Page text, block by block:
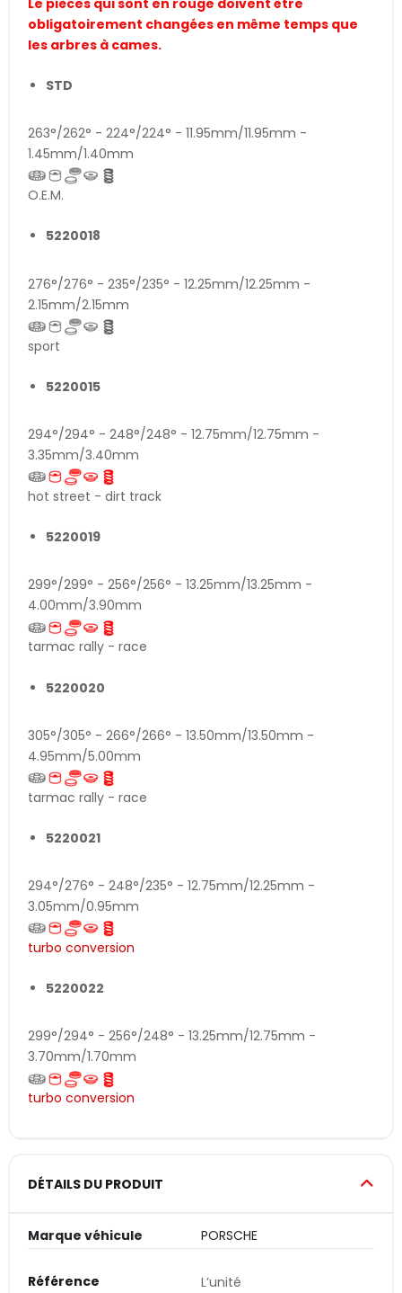
obligatoirement changées en même temps que
les arbres à cames.
STD
263°/262° - 224°/224° - 11.95mm/11.95mm -
1.45mm/1.40mm
O.E.M.
5220018
276°/276° - 235°/235° - 12.25mm/12.25mm -
2.15mm/2.15mm
sport
5220015
294°/294° - 248°/248° - 12.75mm/12.75mm -
3.35mm/3.40mm
hot street - dirt track
5220019
299°/299° - 256°/256° - 13.25mm/13.25mm -
4.00mm/3.90mm
tarmac rally - race
5220020
305°/305° - 266°/266° - 13.50mm/13.50mm -
4.95mm/5.00mm
tarmac rally - race
5220021
294°/276° - 248°/235° - 12.75mm/12.25mm -
3.05mm/0.95mm
turbo conversion
5220022
299°/294° - 256°/248° - 13.25mm/12.75mm -
3.70mm/1.70mm
turbo conversion
DÉTAILS DU PRODUIT
Marque véhicule PORSCHE
Référence L’unité